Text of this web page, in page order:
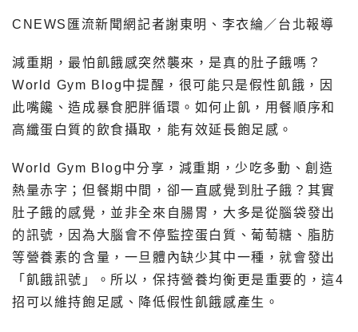
CNEWS匯流新聞網記者謝東明、李衣綸／台北報導
減重期，最怕飢餓感突然襲來，是真的肚子餓嗎？
World Gym Blog中提醒，很可能只是假性飢餓，因
此嘴饞、造成暴食肥胖循環。如何止飢，用餐順序和
高纖蛋白質的飲食攝取，能有效延長飽足感。
World Gym Blog中分享，減重期，少吃多動、創造
熱量赤字；但餐期中間，卻一直感覺到肚子餓？其實
肚子餓的感覺，並非全來自腸胃，大多是從腦袋發出
的訊號，因為大腦會不停監控蛋白質、葡萄糖、脂肪
等營養素的含量，一旦體內缺少其中一種，就會發出
「飢餓訊號」。所以，保持營養均衡更是重要的，這4
招可以維持飽足感、降低假性飢餓感產生。